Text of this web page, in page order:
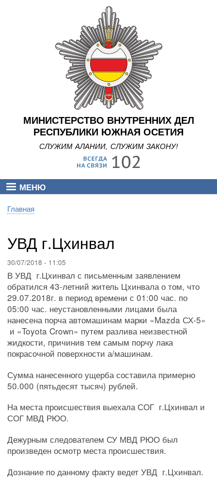
Перейти
к
основному
содержанию
МИНИСТЕРСТВО ВНУТРЕННИХ ДЕЛ
РЕСПУБЛИКИ ЮЖНАЯ ОСЕТИЯ
СЛУЖИМ АЛАНИИ, СЛУЖИМ ЗАКОНУ!
МЕНЮ
Строка
Главная
УВД г.Цхинвал
30/07/2018 - 11:05
В УВД г.Цхинвал с письменным заявлением
обратился 43-летний житель Цхинвала о том, что
29.07.2018г. в период времени с 01:00 час. по
05:00 час. неустановленными лицами была
нанесена порча автомашинам марки «Mazda СХ-5»
и «Toyota Crown» путем разлива неизвестной
жидкости, причинив тем самым порчу лака
покрасочной поверхности а/машинам.
Сумма нанесенного ущерба составила примерно
50.000 (пятьдесят тысяч) рублей.
На места происшествия выехала СОГ г.Цхинвал и
СОГ МВД РЮО.
Дежурным следователем СУ МВД РЮО был
произведен осмотр места происшествия.
Дознание по данному факту ведет УВД г.Цхинвал.